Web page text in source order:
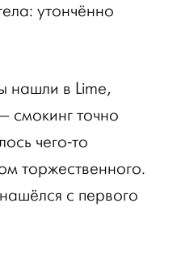
утончённо
нашли в Lime,
смокинг точно
чего-то
торжественного.
с первого